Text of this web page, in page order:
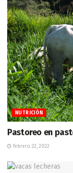
NUTRICIÓN
Pastoreo en
febrero 22, 2022